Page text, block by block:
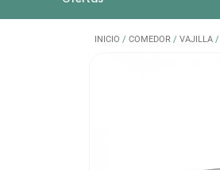
INICIO / COMEDOR / VAJILLA /